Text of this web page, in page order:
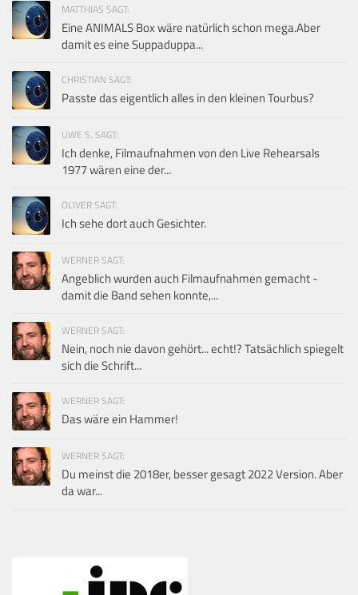
MATTHIAS SAGT:
Eine ANIMALS Box wäre natürlich schon mega.Aber
damit es eine Suppaduppa...
CHRISTIAN SAGT:
Passte das eigentlich alles in den kleinen Tourbus?
UWE S. SAGT:
Ich denke, Filmaufnahmen von den Live Rehearsals
1977 wären eine der...
OLIVER SAGT:
Ich sehe dort auch Gesichter.
WERNER SAGT:
Angeblich wurden auch Filmaufnahmen gemacht -
damit die Band sehen konnte,...
WERNER SAGT:
Nein, noch nie davon gehört... echt!? Tatsächlich spiegelt
sich die Schrift...
WERNER SAGT:
Das wäre ein Hammer!
WERNER SAGT:
Du meinst die 2018er, besser gesagt 2022 Version. Aber
da war...